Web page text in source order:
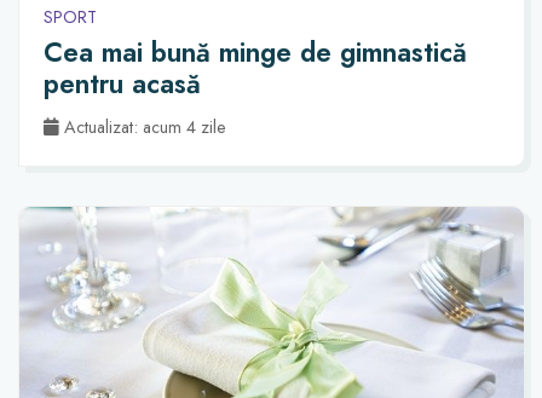
SPORT
Cea mai bună minge de gimnastică
pentru acasă
Actualizat: acum 4 zile